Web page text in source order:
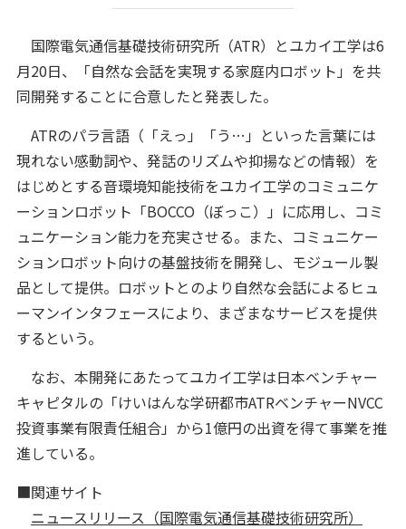
国際電気通信基礎技術研究所（ATR）とユカイ工学は6
月20日、「自然な会話を実現する家庭内ロボット」を共
同開発することに合意したと発表した。
ATRのパラ言語（「えっ」「う…」といった言葉には
現れない感動詞や、発話のリズムや抑揚などの情報）を
はじめとする音環境知能技術をユカイ工学のコミュニケ
ーションロボット「BOCCO（ぼっこ）」に応用し、コミ
ュニケーション能力を充実させる。また、コミュニケー
ションロボット向けの基盤技術を開発し、モジュール製
品として提供。ロボットとのより自然な会話によるヒュ
ーマンインタフェースにより、まざまなサービスを提供
するという。
なお、本開発にあたってユカイ工学は日本ベンチャー
キャピタルの「けいはんな学研都市ATRベンチャーNVCC
投資事業有限責任組合」から1億円の出資を得て事業を推
進している。
■関連サイト
ニュースリリース（国際電気通信基礎技術研究所）